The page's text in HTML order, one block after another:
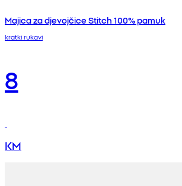
Majica za djevojčice Stitch 100% pamuk
kratki rukavi
8
KM